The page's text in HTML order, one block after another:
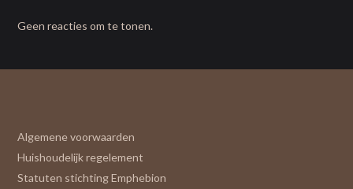
Geen reacties om te tonen.
Algemene voorwaarden
Huishoudelijk regelement
Statuten stichting Emphebion